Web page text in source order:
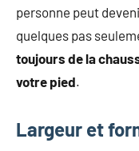
personne peut
quelques pas
toujours de la
votre pied.
Largeur et